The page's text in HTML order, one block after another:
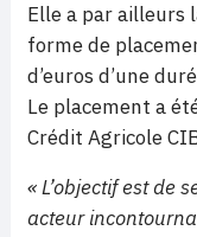
Elle a par ailleurs
forme de
d’euros d’une
Le placement a
Crédit Agricole
« L’objectif est de
acteur